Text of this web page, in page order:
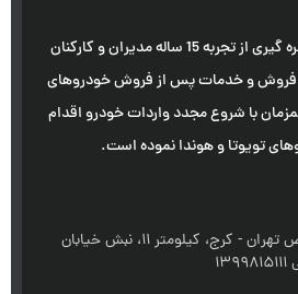
شرکت معین خودرو با بهره گیری از تجربه 15 ساله مدیران و کارکنان
و خدمات پس از فروش خودروهای
1402 همزمان با شروع مجدد واردات خودرو اقدام
و هوندا نموده است.
آدرس: جاده مخصوص تهران - کرج، کیلومتر ۱۱، نبش خیابان